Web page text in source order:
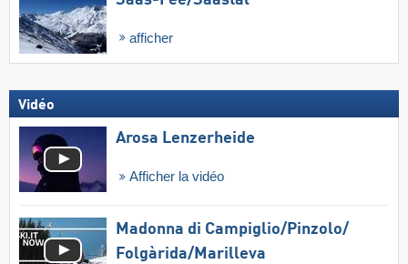
afficher
Vidéo
Arosa Lenzerheide
Afficher la vidéo
Madonna di Campiglio/​Pinzolo/​
Folgàrida/​Marilleva